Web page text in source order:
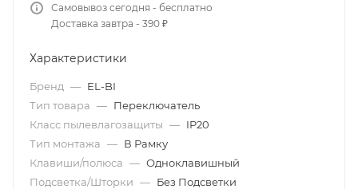
Самовывоз сегодня - бесплатно
Доставка завтра - 390 ₽
Характеристики
Бренд — EL-BI
Тип товара — Переключатель
Класс пылевлагозащиты — IP20
Тип монтажа — В Рамку
Клавиши/полюса — Одноклавишный
Подсветка/Шторки — Без Подсветки